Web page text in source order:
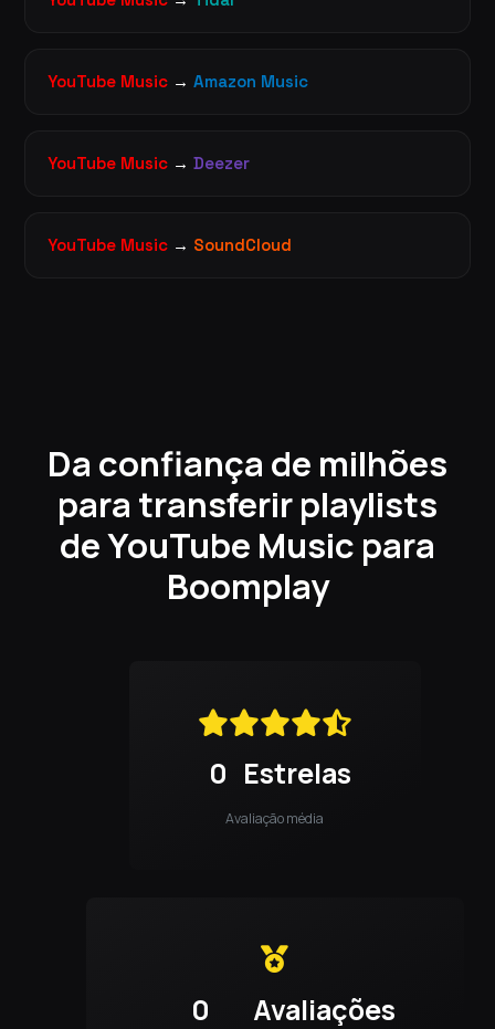
YouTube Music → Amazon Music
YouTube Music → Deezer
YouTube Music → SoundCloud
Da confiança de milhões
para transferir playlists
de YouTube Music para
Boomplay
0 Estrelas
Avaliação média
0 Avaliações